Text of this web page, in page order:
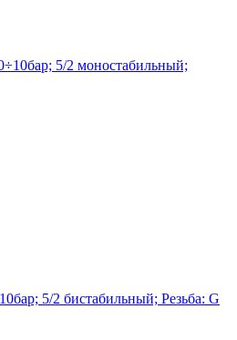
5/2 моностабильный;
5/2 бистабильный; Резьба: G